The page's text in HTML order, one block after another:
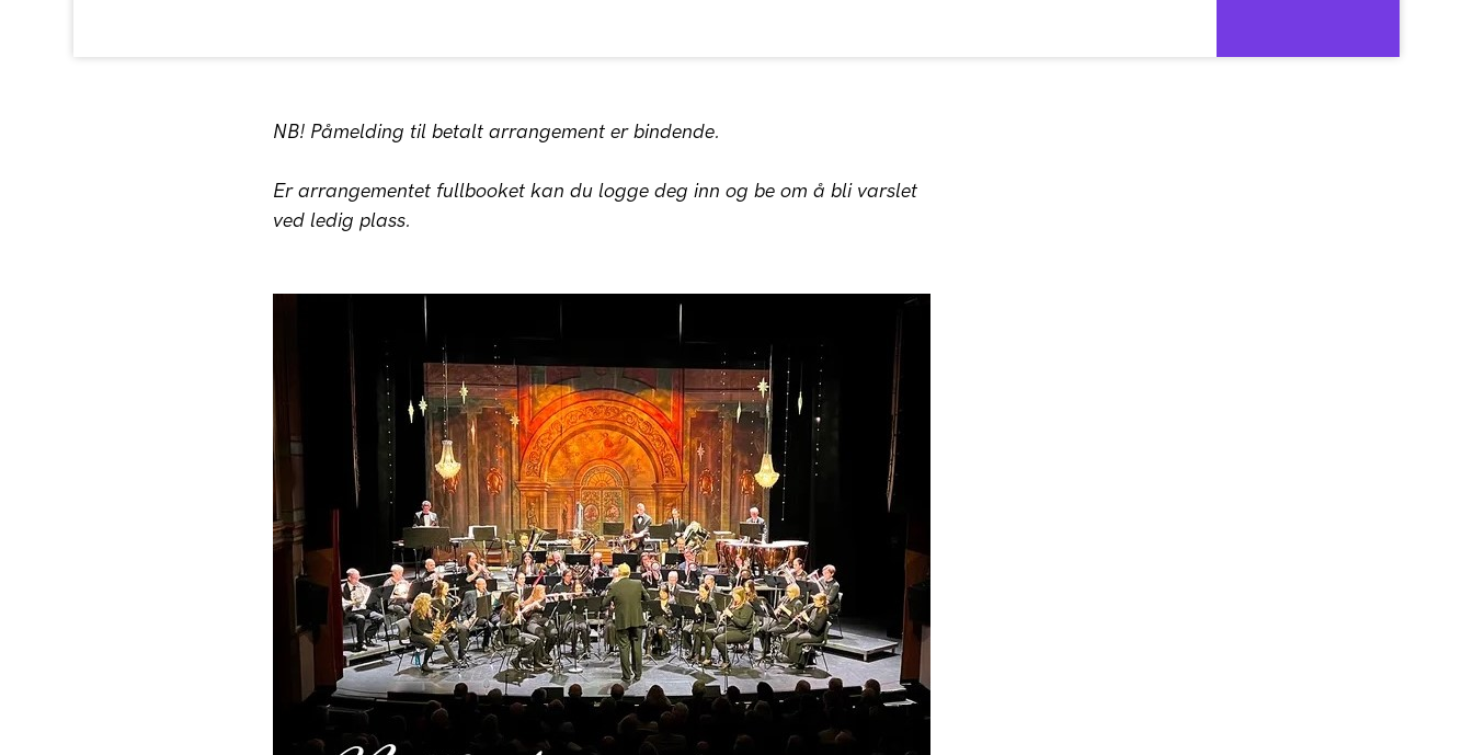
NB! Påmelding til betalt arrangement er bindende.
Er arrangementet fullbooket kan du logge deg inn og be om å bli varslet
ved ledig plass.